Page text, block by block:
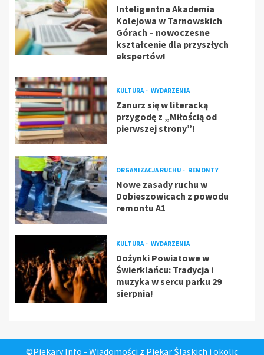
Inteligentna Akademia
Kolejowa w Tarnowskich
Górach – nowoczesne
kształcenie dla przyszłych
ekspertów!
KULTURA WYDARZENIA
Zanurz się w literacką
przygodę z „Miłością od
pierwszej strony”!
ORGANIZACJA RUCHU REMONTY
Nowe zasady ruchu w
Dobieszowicach z powodu
remontu A1
KULTURA WYDARZENIA
Dożynki Powiatowe w
Świerklańcu: Tradycja i
muzyka w sercu parku 29
sierpnia!
©Piekary Info - Wiadomości z Piekar Śląskich i okolic